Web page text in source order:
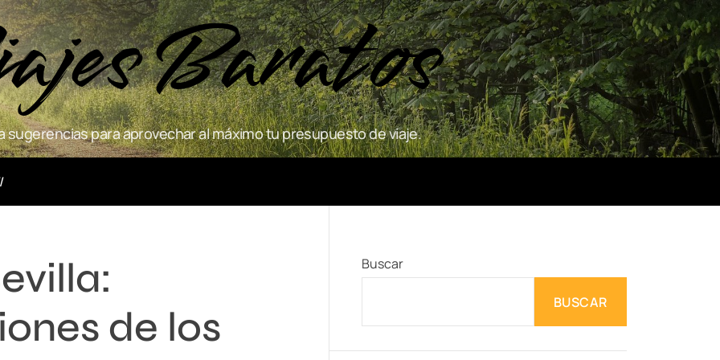
Baratos
sugerencias para aprovechar al máximo tu presupuesto de viaje.
de los
Buscar
BUSCAR